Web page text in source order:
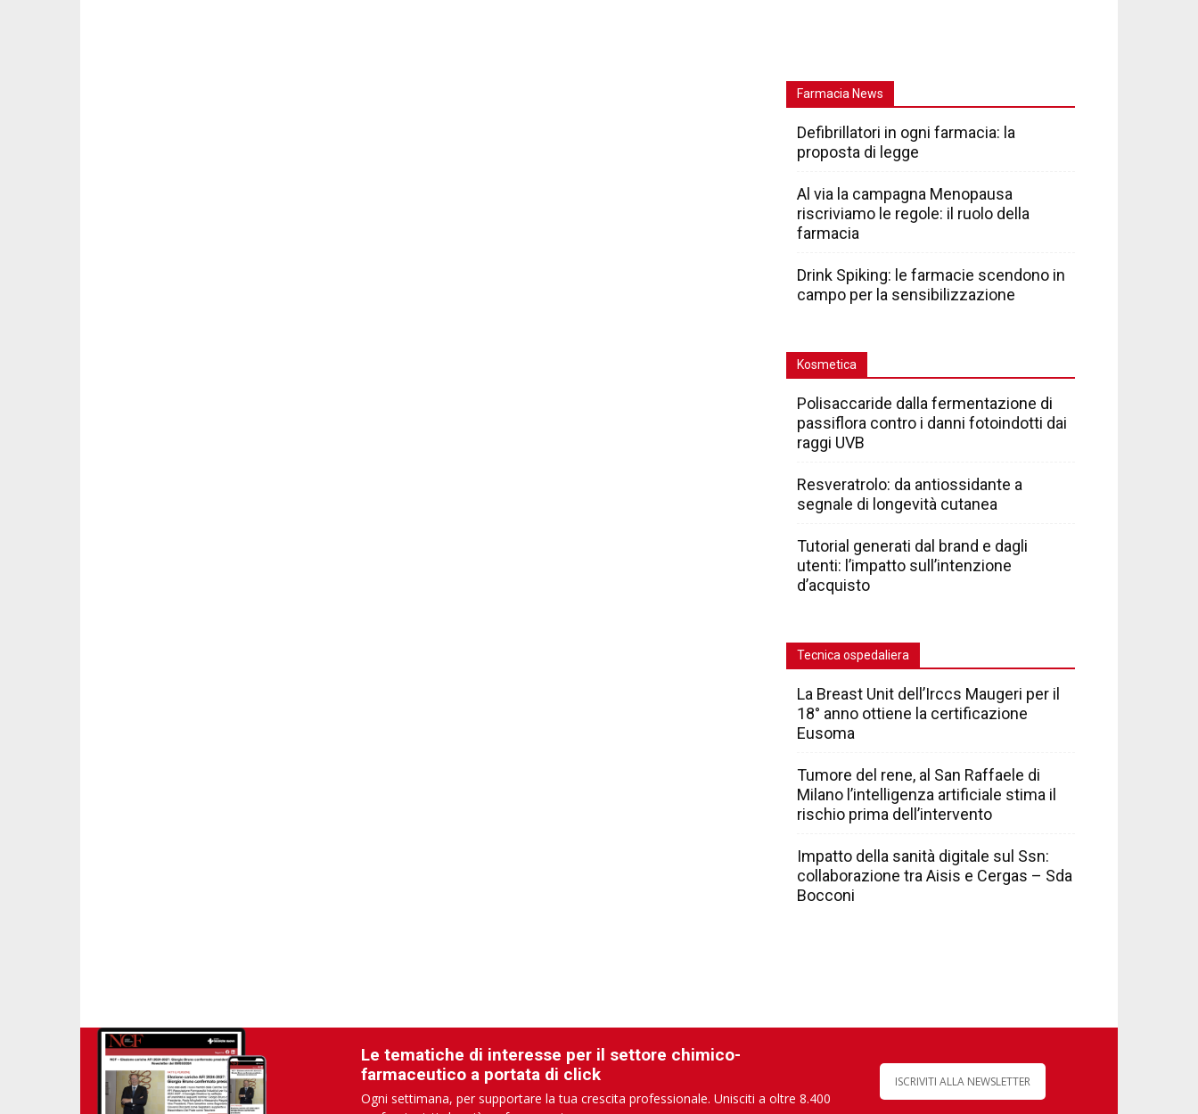
Farmacia News
Defibrillatori in ogni farmacia: la
proposta di legge
Al via la campagna Menopausa
riscriviamo le regole: il ruolo della
farmacia
Drink Spiking: le farmacie scendono in
campo per la sensibilizzazione
Kosmetica
Polisaccaride dalla fermentazione di
passiflora contro i danni fotoindotti dai
raggi UVB
Resveratrolo: da antiossidante a
segnale di longevità cutanea
Tutorial generati dal brand e dagli
utenti: l’impatto sull’intenzione
d’acquisto
Tecnica ospedaliera
La Breast Unit dell’Irccs Maugeri per il
18° anno ottiene la certificazione
Eusoma
Tumore del rene, al San Raffaele di
Milano l’intelligenza artificiale stima il
rischio prima dell’intervento
Impatto della sanità digitale sul Ssn:
collaborazione tra Aisis e Cergas – Sda
Bocconi
Le tematiche di interesse per il settore chimico-
farmaceutico a portata di click
Ogni settimana, per supportare la tua crescita professionale. Unisciti a oltre 8.400
ISCRIVITI ALLA NEWSLETTER